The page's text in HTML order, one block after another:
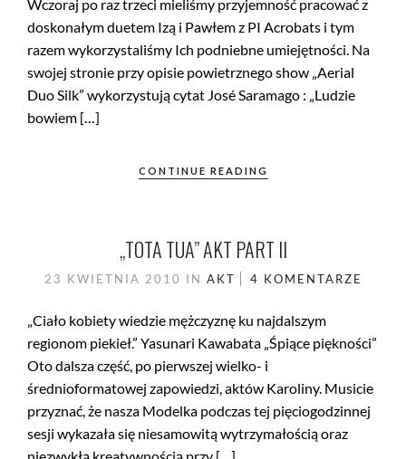
Wczoraj po raz trzeci mieliśmy przyjemność pracować z
doskonałym duetem Izą i Pawłem z PI Acrobats i tym
razem wykorzystaliśmy Ich podniebne umiejętności. Na
swojej stronie przy opisie powietrznego show „Aerial
Duo Silk” wykorzystują cytat José Saramago : „Ludzie
bowiem […]
CONTINUE READING
„TOTA TUA” AKT PART II
23 KWIETNIA 2010 IN AKT 4 KOMENTARZE
„Ciało kobiety wiedzie mężczyznę ku najdalszym
regionom piekieł.” Yasunari Kawabata „Śpiące piękności”
Oto dalsza część, po pierwszej wielko- i
średnioformatowej zapowiedzi, aktów Karoliny. Musicie
przyznać, że nasza Modelka podczas tej pięciogodzinnej
sesji wykazała się niesamowitą wytrzymałością oraz